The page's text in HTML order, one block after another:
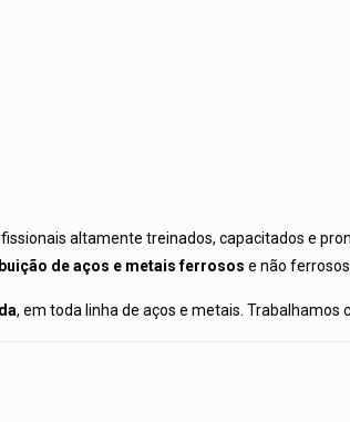
altamente treinados, capacitados e
de aços e metais ferrosose não
, em toda linha de aços e metais. Trabalhamos